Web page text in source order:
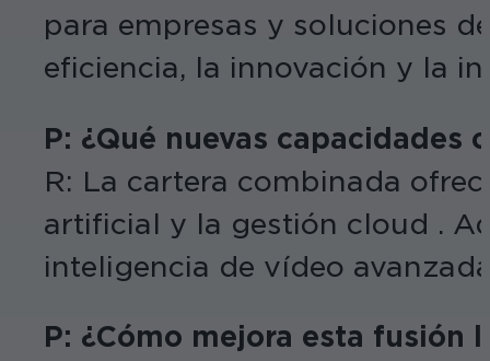
para empresas y soluciones
eficiencia, la innovación y la
P: ¿Qué nuevas
R: La cartera combinada
artificial y la gestión cloud .
inteligencia de vídeo
P: ¿Cómo mejora esta fusión